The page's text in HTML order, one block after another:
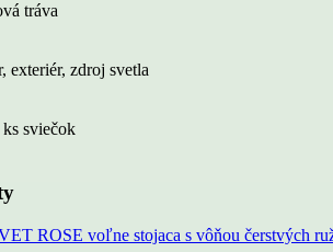
tráva
exteriér, zdroj svetla
ks sviečok